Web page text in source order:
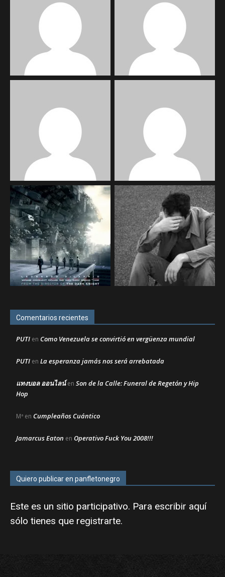
Comentarios recientes
PUTI en Como Venezuela se convirtió en vergüenza mundial
PUTI en La esperanza jamás nos será arrebatada
แทงบอล ออนไลน์en Son de la Calle: Funeral de Regetón y Hip
Hop
Mª en Cumpleaños Cuántico
Jamarcus Eaton en Operativo Fuck You 2008!!!
Quiero publicar en panfletonegro
Este es un sitio participativo. Para escribir aquí
sólo tienes que registrarte.